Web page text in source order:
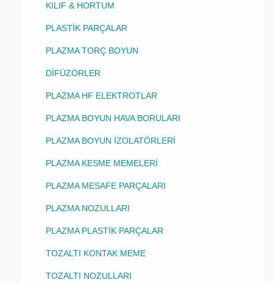
KILIF & HORTUM
PLASTİK PARÇALAR
PLAZMA TORÇ BOYUN
DİFÜZÖRLER
PLAZMA HF ELEKTROTLAR
PLAZMA BOYUN HAVA BORULARI
PLAZMA BOYUN İZOLATÖRLERİ
PLAZMA KESME MEMELERİ
PLAZMA MESAFE PARÇALARI
PLAZMA NOZULLARI
PLAZMA PLASTİK PARÇALAR
TOZALTI KONTAK MEME
TOZALTI NOZULLARI